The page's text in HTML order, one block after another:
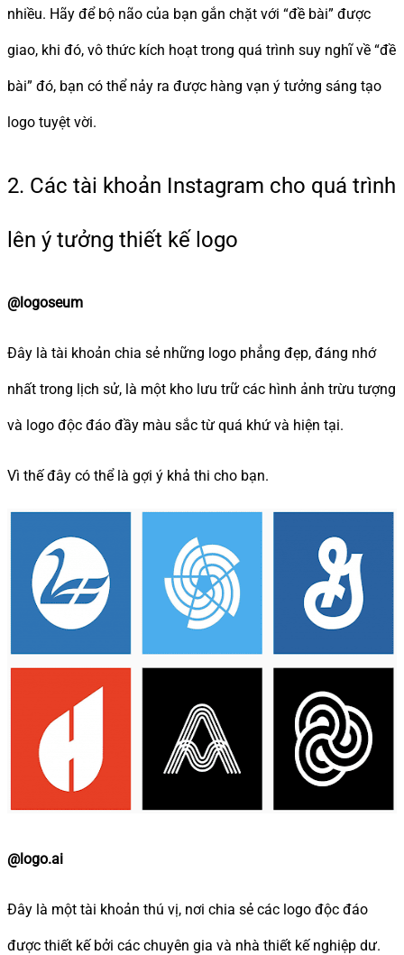
nhiều. Hãy để bộ não của bạn gắn chặt với “đề bài” được
giao, khi đó, vô thức kích hoạt trong quá trình suy nghĩ về “đề
bài” đó, bạn có thể nảy ra được hàng vạn ý tưởng sáng tạo
logo tuyệt vời.
2. Các tài khoản Instagram cho quá trình
lên ý tưởng thiết kế logo
@logoseum
Đây là tài khoản chia sẻ những logo phẳng đẹp, đáng nhớ
nhất trong lịch sử, là một kho lưu trữ các hình ảnh trừu tượng
và logo độc đáo đầy màu sắc từ quá khứ và hiện tại.
Vì thế đây có thể là gợi ý khả thi cho bạn.
@logo.ai
Đây là một tài khoản thú vị, nơi chia sẻ các logo độc đáo
được thiết kế bởi các chuyên gia và nhà thiết kế nghiệp dư.